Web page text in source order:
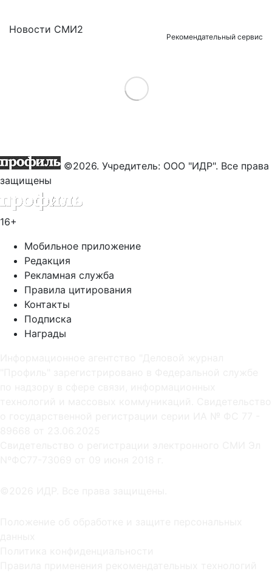
Новости СМИ2
Рекомендательный сервис
Load More
©2026. Учредитель: ООО "ИДР". Все права
защищены
16+
Мобильное приложение
Редакция
Рекламная служба
Правила цитирования
Контакты
Подписка
Награды